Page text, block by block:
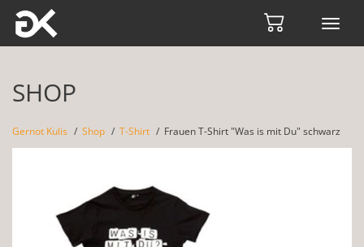
SHOP
Gernot Kulis Shop T-Shirt Frauen T-Shirt "Was is mit Du" schwarz